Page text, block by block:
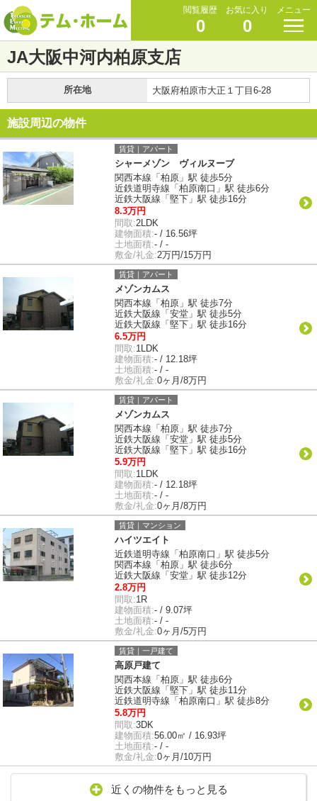
閲覧履歴
0
お気に入り
0
メニュー
JA大阪中河内柏原支店
所在地 大阪府柏原市大正１丁目6-28
施設周辺の物件
賃貸｜アパート
シャーメゾン ヴィルヌーブ
関西本線「柏原」駅 徒歩5分
近鉄道明寺線「柏原南口」駅 徒歩6分
近鉄大阪線「堅下」駅 徒歩16分
8.3万円
間取:2LDK
建物面積:- / 16.56坪
土地面積:- / -
敷金/礼金:2万円/15万円
賃貸｜アパート
メゾンカムス
関西本線「柏原」駅 徒歩7分
近鉄大阪線「安堂」駅 徒歩5分
近鉄大阪線「堅下」駅 徒歩16分
6.5万円
間取:1LDK
建物面積:- / 12.18坪
土地面積:- / -
敷金/礼金:0ヶ月/8万円
賃貸｜アパート
メゾンカムス
関西本線「柏原」駅 徒歩7分
近鉄大阪線「安堂」駅 徒歩5分
近鉄大阪線「堅下」駅 徒歩16分
5.9万円
間取:1LDK
建物面積:- / 12.18坪
土地面積:- / -
敷金/礼金:0ヶ月/8万円
賃貸｜マンション
ハイツエイト
近鉄道明寺線「柏原南口」駅 徒歩5分
関西本線「柏原」駅 徒歩6分
近鉄大阪線「安堂」駅 徒歩12分
2.8万円
間取:1R
建物面積:- / 9.07坪
土地面積:- / -
敷金/礼金:0ヶ月/5万円
賃貸｜一戸建て
高原戸建て
関西本線「柏原」駅 徒歩6分
近鉄大阪線「堅下」駅 徒歩11分
近鉄道明寺線「柏原南口」駅 徒歩8分
5.8万円
間取:3DK
建物面積:56.00㎡ / 16.93坪
土地面積:- / -
敷金/礼金:0ヶ月/10万円
近くの物件をもっと見る